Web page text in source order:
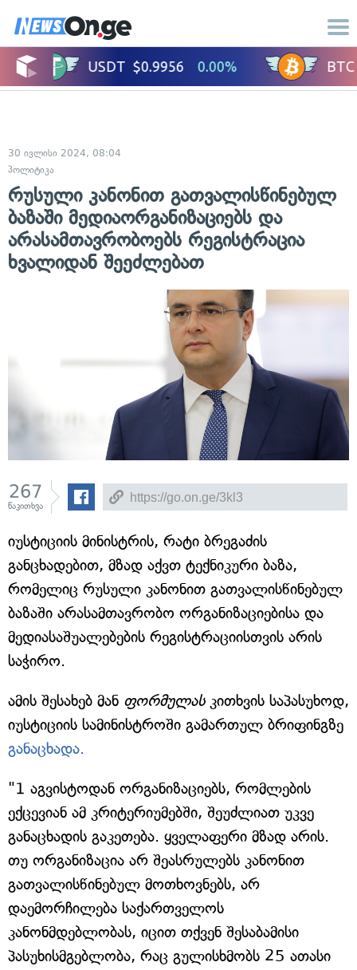
30 ივლისი 2024, 08:04
პოლიტიკა
რუსული კანონით გათვალისწინებულ
ბაზაში მედიაორგანიზაციებს და
არასამთავრობოებს რეგისტრაცია
ხვალიდან შეეძლებათ
267
წაკითხვა
იუსტიციის მინისტრის, რატი ბრეგაძის
განცხადებით, მზად აქვთ ტექნიკური ბაზა,
რომელიც რუსული კანონით გათვალისწინებულ
ბაზაში არასამთავრობო ორგანიზაციებისა და
მედიასაშუალებების რეგისტრაციისთვის არის
საჭირო.
ამის შესახებ მან ფორმულასკითხვის საპასუხოდ,
იუსტიციის სამინისტროში გამართულ ბრიფინგზე
განაცხადა.
"1 აგვისტოდან ორგანიზაციებს, რომლების
ექცევიან ამ კრიტერიუმებში, შეუძლიათ უკვე
განაცხადის გაკეთება. ყველაფერი მზად არის.
თუ ორგანიზაცია არ შეასრულებს კანონით
გათვალისწინებულ მოთხოვნებს, არ
დაემორჩილება საქართველოს
კანონმდებლობას, იცით თქვენ შესაბამისი
პასუხისმგებლობა, რაც გულისხმობს 25 ათასი